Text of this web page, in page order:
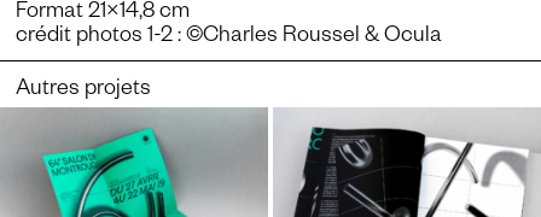
Format 21×14,8 cm
crédit photos 1-2 : ©Charles Roussel & Ocula
Autres projets